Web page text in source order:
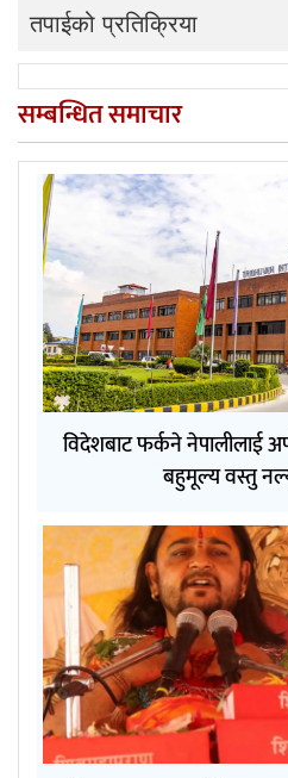
तपाईको प्रतिक्रिया
सम्बन्धित समाचार
विदेशबाट फर्कने नेपालीलाई
बहुमूल्य वस्तु